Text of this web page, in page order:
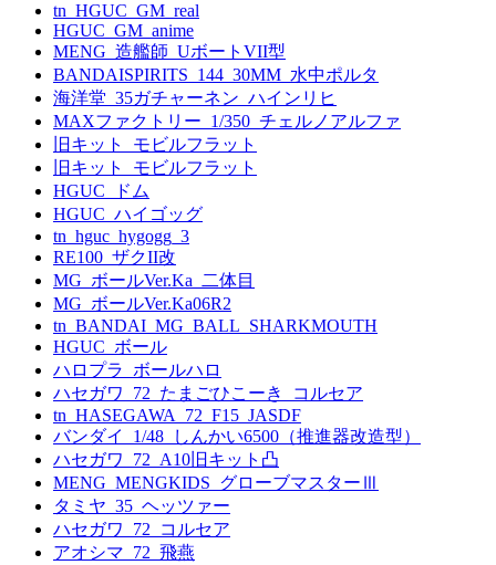
tn_HGUC_GM_real
HGUC_GM_anime
MENG_造艦師_UボートVII型
BANDAISPIRITS_144_30MM_水中ポルタ
海洋堂_35ガチャーネン_ハインリヒ
MAXファクトリー_1/350_チェルノアルファ
旧キット_モビルフラット
旧キット_モビルフラット
HGUC_ドム
HGUC_ハイゴッグ
tn_hguc_hygogg_3
RE100_ザクII改
MG_ボールVer.Ka_二体目
MG_ボールVer.Ka06R2
tn_BANDAI_MG_BALL_SHARKMOUTH
HGUC_ボール
ハロプラ_ボールハロ
ハセガワ_72_たまごひこーき_コルセア
tn_HASEGAWA_72_F15_JASDF
バンダイ_1/48_しんかい6500（推進器改造型）
ハセガワ_72_A10旧キット凸
MENG_MENGKIDS_グローブマスターⅢ
タミヤ_35_ヘッツァー
ハセガワ_72_コルセア
アオシマ_72_飛燕